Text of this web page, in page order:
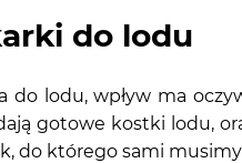
do lodu
do lodu, wpływ ma
gotowe kostki lodu,
do którego sami